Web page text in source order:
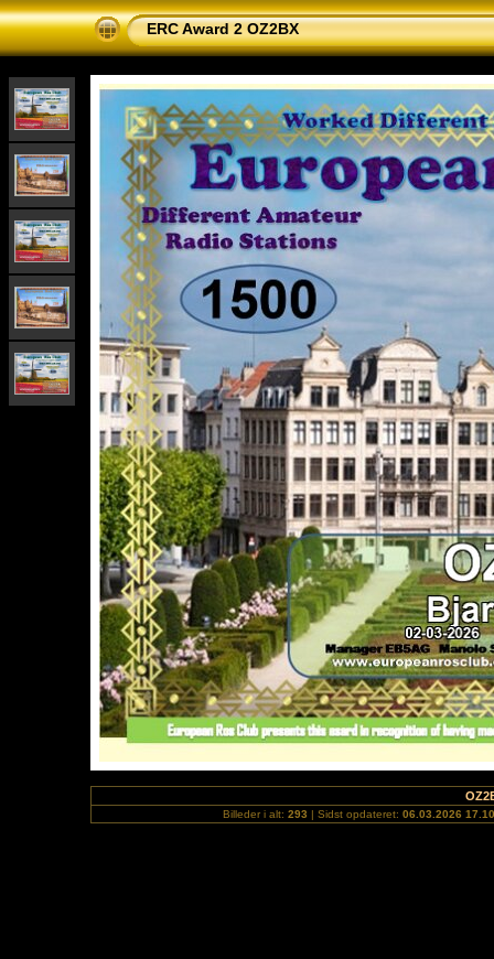
ERC Award 2 OZ2BX
Billeder i alt: 293 | Sidst opdateret: 06.03.2026 17.10